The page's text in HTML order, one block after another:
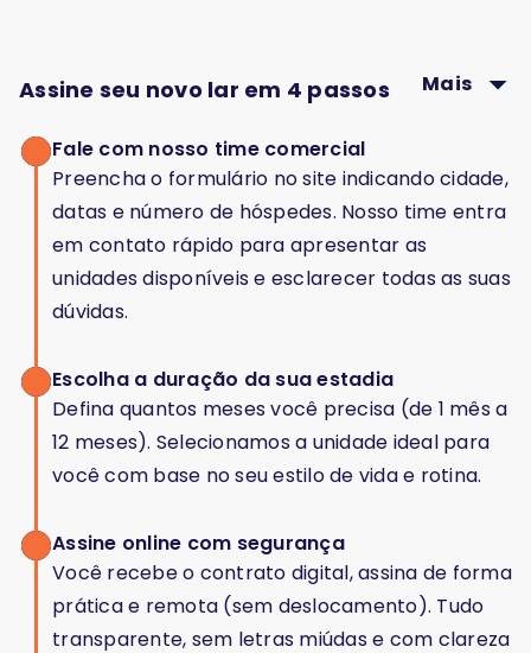
Assine seu novo lar em 4 passos Mais
Fale com nosso time comercial
Preencha o formulário no site indicando cidade,
datas e número de hóspedes. Nosso time entra
em contato rápido para apresentar as
unidades disponíveis e esclarecer todas as suas
dúvidas.
Escolha a duração da sua estadia
Defina quantos meses você precisa (de 1 mês a
12 meses). Selecionamos a unidade ideal para
você com base no seu estilo de vida e rotina.
Assine online com segurança
Você recebe o contrato digital, assina de forma
prática e remota (sem deslocamento). Tudo
transparente, sem letras miúdas e com clareza